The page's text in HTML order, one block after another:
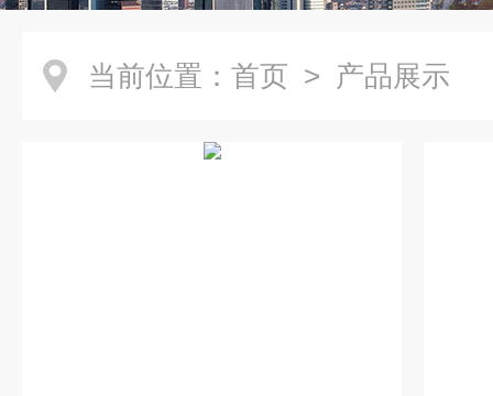
当前位置： 首页 > 产品展示